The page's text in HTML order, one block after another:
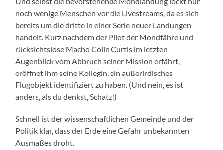
noch wenige Menschen vor die Livestreams, da es sich
bereits um die dritte in einer Serie neuer Landungen
handelt. Kurz nachdem der Pilot der Mondfähre und
rücksichtslose Macho Colin Curtis im letzten
Augenblick vom Abbruch seiner Mission erfährt,
eröffnet ihm seine Kollegin, ein außerirdisches
Flugobjekt identifiziert zu haben. (Und nein, es ist
anders, als du denkst, Schatz!)
Schnell ist der wissenschaftlichen Gemeinde und der
Politik klar, dass der Erde eine Gefahr unbekannten
Ausmaßes droht.